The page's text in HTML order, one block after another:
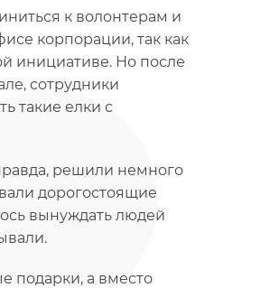
к волонтерам и
корпорации, так как
инициативе. Но после
сотрудники
такие елки с
решили немного
дорогостоящие
вынуждать людей
подарки, а вместо